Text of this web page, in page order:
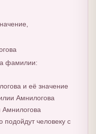
фамилии:
и её значение
Амнилогова
подойдут человеку с